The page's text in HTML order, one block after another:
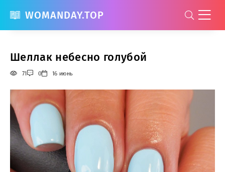
WOMANDAY.TOP
Шеллак небесно голубой
71 0 16 июнь